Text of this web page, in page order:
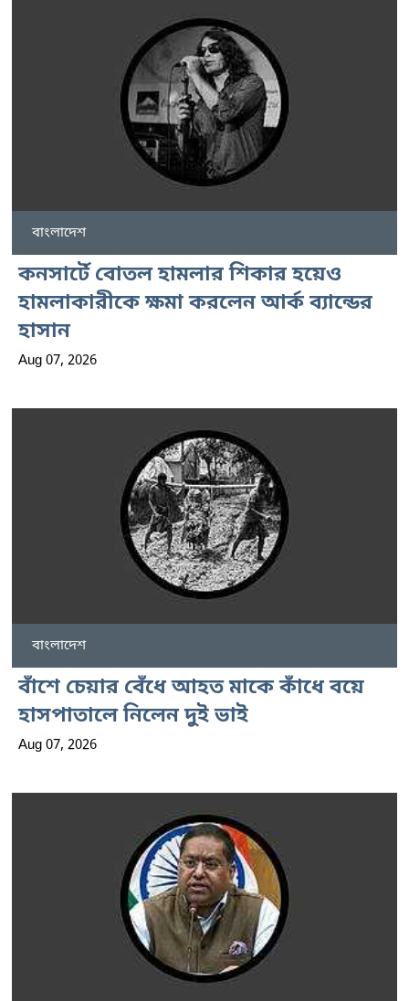
বাংলাদেশ
কনসার্টে বোতল হামলার শিকার হয়েও
হামলাকারীকে ক্ষমা করলেন আর্ক ব্যান্ডের
হাসান
Aug 07, 2026
বাংলাদেশ
বাঁশে চেয়ার বেঁধে আহত মাকে কাঁধে বয়ে
হাসপাতালে নিলেন দুই ভাই
Aug 07, 2026